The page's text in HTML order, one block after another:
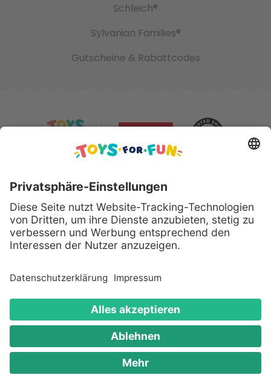
Schleich®
Sylvanian Families®
Gutscheine & Rabattcodes
Sicher bezahlen mit:
Alle genannten Produkte und Logos sind eingetragene
Warenzeichen der jeweiligen Hersteller.
Copyright © 2008 - 2026 Toys for Fun GmbH - Alle
Rechte vorbehalten